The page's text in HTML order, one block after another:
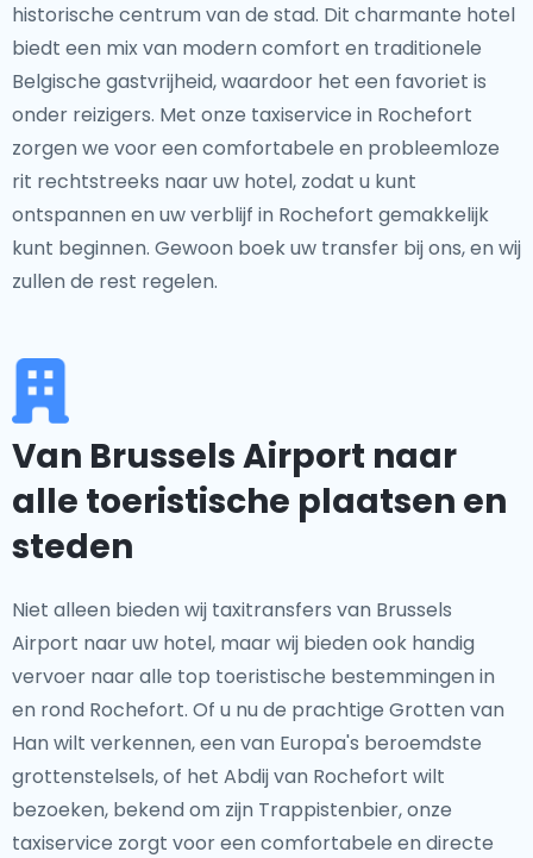
historische centrum van de stad. Dit charmante hotel
biedt een mix van modern comfort en traditionele
Belgische gastvrijheid, waardoor het een favoriet is
onder reizigers. Met onze taxiservice in Rochefort
zorgen we voor een comfortabele en probleemloze
rit rechtstreeks naar uw hotel, zodat u kunt
ontspannen en uw verblijf in Rochefort gemakkelijk
kunt beginnen. Gewoon boek uw transfer bij ons, en wij
zullen de rest regelen.
Van Brussels Airport naar
alle toeristische plaatsen en
steden
Niet alleen bieden wij taxitransfers van Brussels
Airport naar uw hotel, maar wij bieden ook handig
vervoer naar alle top toeristische bestemmingen in
en rond Rochefort. Of u nu de prachtige Grotten van
Han wilt verkennen, een van Europa's beroemdste
grottenstelsels, of het Abdij van Rochefort wilt
bezoeken, bekend om zijn Trappistenbier, onze
taxiservice zorgt voor een comfortabele en directe